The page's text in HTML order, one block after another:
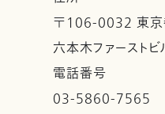
〒106-0032 東京
六本木ファーストビ
電話番号
03-5860-7565